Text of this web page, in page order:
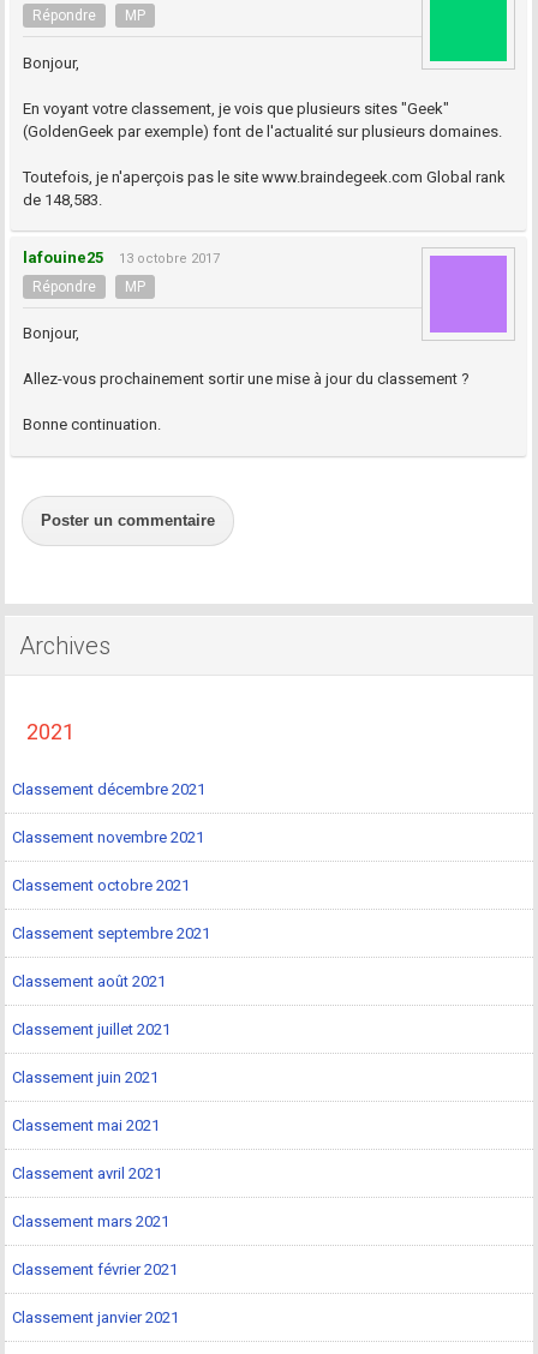
Répondre MP
Bonjour,
En voyant votre classement, je vois que plusieurs sites "Geek"
(GoldenGeek par exemple) font de l'actualité sur plusieurs domaines.
Toutefois, je n'aperçois pas le site www.braindegeek.com Global rank
de 148,583.
lafouine25 13 octobre 2017
Répondre MP
Bonjour,
Allez-vous prochainement sortir une mise à jour du classement ?
Bonne continuation.
Poster un commentaire
Archives
2021
Classement décembre 2021
Classement novembre 2021
Classement octobre 2021
Classement septembre 2021
Classement août 2021
Classement juillet 2021
Classement juin 2021
Classement mai 2021
Classement avril 2021
Classement mars 2021
Classement février 2021
Classement janvier 2021